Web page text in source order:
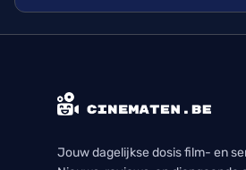
Jouw dagelijkse dosis film- en